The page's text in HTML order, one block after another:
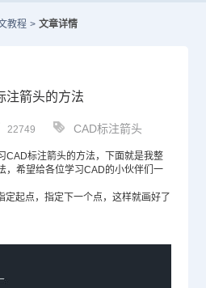
教程 > 文章详情
注箭头的方法
22749 CAD标注箭头
CAD标注箭头的方法，下面就是我整
，希望给各位学习CAD的小伙伴们一
定起点，指定下一个点，这样就画好了